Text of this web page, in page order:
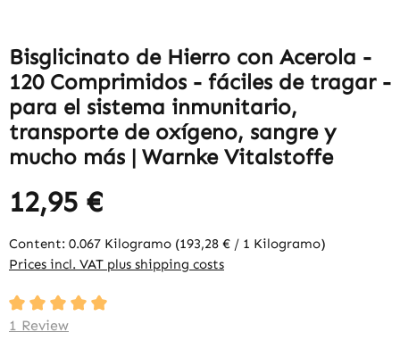
Bisglicinato de Hierro con Acerola -
120 Comprimidos - fáciles de tragar -
para el sistema inmunitario,
transporte de oxígeno, sangre y
mucho más | Warnke Vitalstoffe
12,95 €
Content: 0.067 Kilogramo (193,28 € / 1 Kilogramo)
Prices incl. VAT plus shipping costs
Average rating of 5 out of 5 stars
1 Review